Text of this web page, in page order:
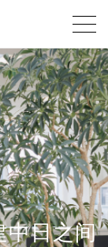
中日之间